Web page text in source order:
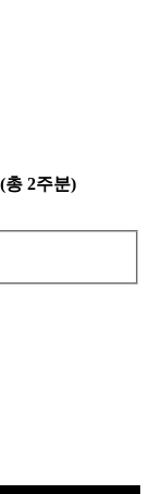
총 2주분)